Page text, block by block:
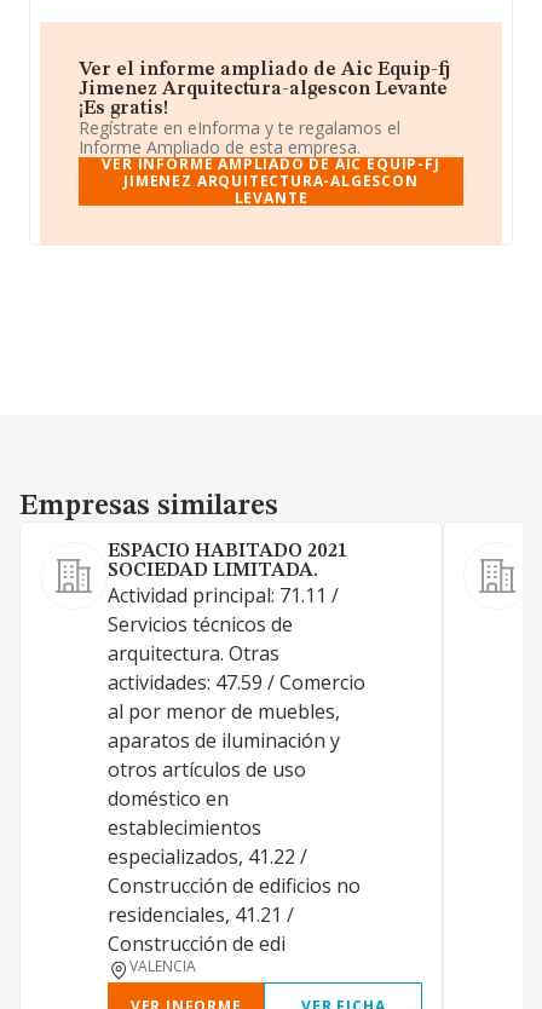
Ver el informe ampliado de Aic Equip-fj
Jimenez Arquitectura-algescon Levante
¡Es gratis!
Regístrate en eInforma y te regalamos el
Informe Ampliado de esta empresa.
VER INFORME AMPLIADO DE AIC EQUIP-FJ
JIMENEZ ARQUITECTURA-ALGESCON
LEVANTE
Empresas similares
Empresas similares
ESPACIO HABITADO 2021
SOCIEDAD LIMITADA.
Actividad principal: 71.11 /
Servicios técnicos de
arquitectura. Otras
actividades: 47.59 / Comercio
al por menor de muebles,
aparatos de iluminación y
otros artículos de uso
doméstico en
establecimientos
especializados, 41.22 /
Construcción de edificios no
residenciales, 41.21 /
Construcción de edi
VALENCIA